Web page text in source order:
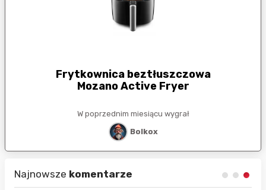
Frytkownica beztłuszczowa
Mozano Active Fryer
W poprzednim miesiącu wygrał
Bolkox
Najnowsze komentarze